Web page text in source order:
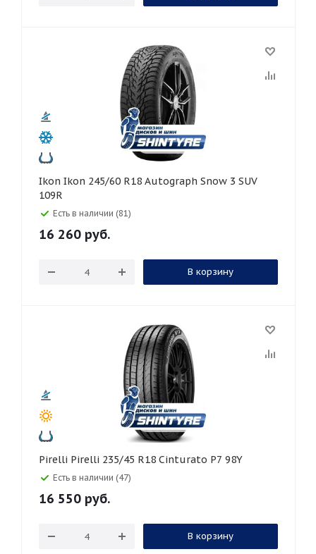
Ikon Ikon 245/60 R18 Autograph Snow 3 SUV
109R
Есть в наличии (81)
16 260 руб.
В корзину
Pirelli Pirelli 235/45 R18 Cinturato P7 98Y
Есть в наличии (47)
16 550 руб.
В корзину